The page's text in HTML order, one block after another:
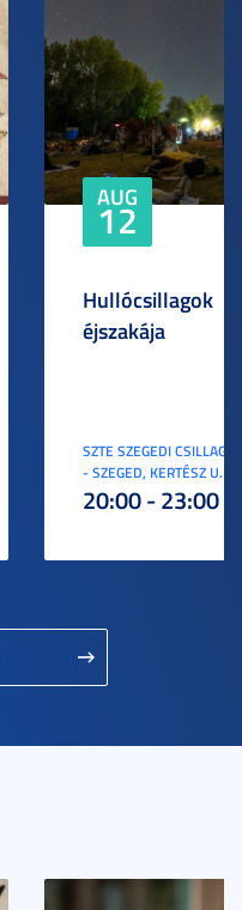
AUG
12
Hullócsillagok
éjszakája
SZTE SZEGEDI
- SZEGED, KERTÉSZ U. 3.
20:00 - 23:00